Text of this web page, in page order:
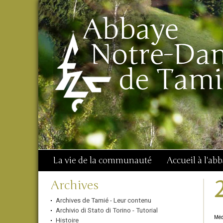
Aller
au
contenu.
|
Aller
à
navigation
Outils
personnels
Chercher par
Recherche
avancée…
La vie de la communauté Accueil à
Navigation
Archives
Archives de Tamié - Leur contenu
Archivio di Stato di Torino - Tutorial
Histoire